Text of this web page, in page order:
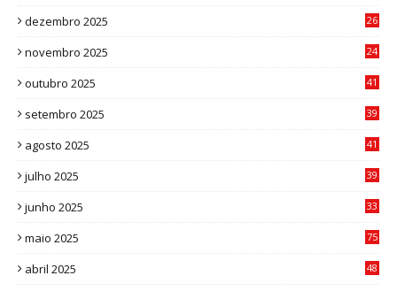
dezembro 2025
26
novembro 2025
24
outubro 2025
41
setembro 2025
39
agosto 2025
41
julho 2025
39
junho 2025
33
maio 2025 75
abril 2025
48